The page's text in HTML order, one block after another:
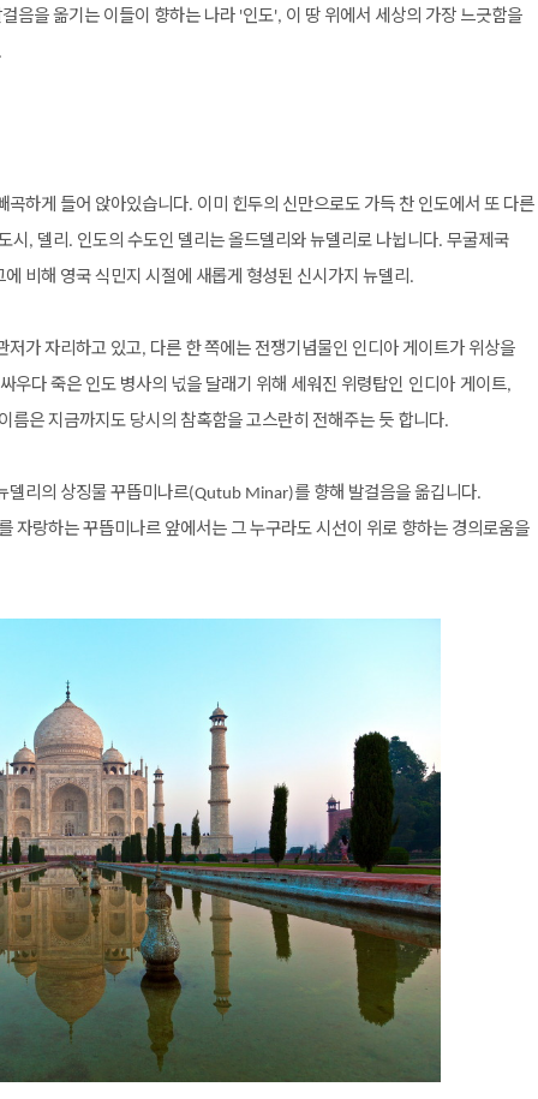
음을옮기는이들이 향하는나라 '인도', 이 땅위에서 세상의 가장느긋함을
.
곡하게 들어 앉아있습니다. 이미 힌두의 신만으로도가득찬인도에서또다른
시, 델리. 인도의수도인 델리는올드델리와뉴델리로나뉩니다. 무굴제국
에 비해 영국식민지시절에 새롭게형성된 신시가지뉴델리.
저가자리하고있고, 다른한쪽에는전쟁기념물인 인디아게이트가위상을
싸우다죽은인도병사의 넋을달래기 위해 세워진 위령탑인 인디아 게이트,
이름은지금까지도당시의 참혹함을고스란히 전해주는듯합니다.
델리의 상징물꾸뜹미나르(Qutub Minar)를향해 발걸음을옮깁니다.
자랑하는꾸뜹미나르앞에서는그누구라도시선이 위로향하는경의로움을